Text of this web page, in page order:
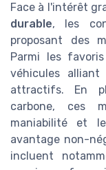
Face à l'intérêt
durable, les
proposant des
Parmi les
véhicules
attractifs. En
carbone, ces
maniabilité et
avantage non-
incluent